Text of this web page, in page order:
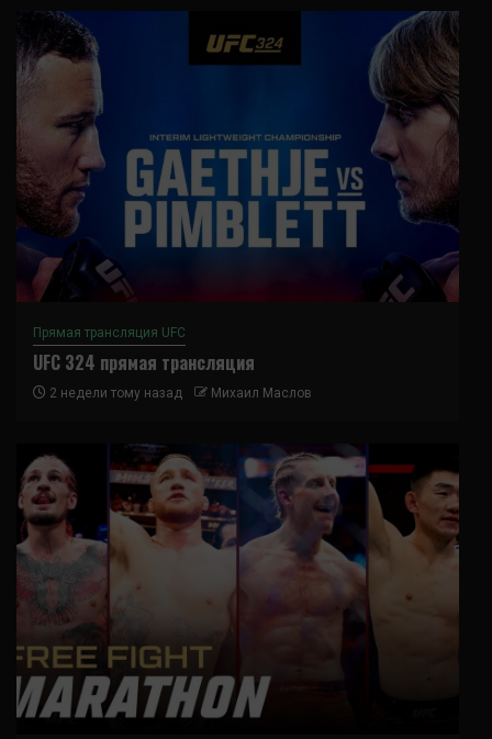
Прямая трансляция UFC
UFC 324 прямая трансляция
2 недели тому назад Михаил Маслов